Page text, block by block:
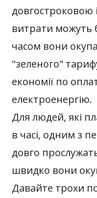
довгостроковою
витрати можуть
часом вони
"зеленого"
економії по
електроенергію.
Для людей, які
в часі, одним з
довго
швидко вони
Давайте трохи